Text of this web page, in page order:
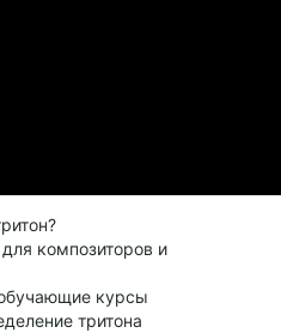
композиторов и
курсы
тритона